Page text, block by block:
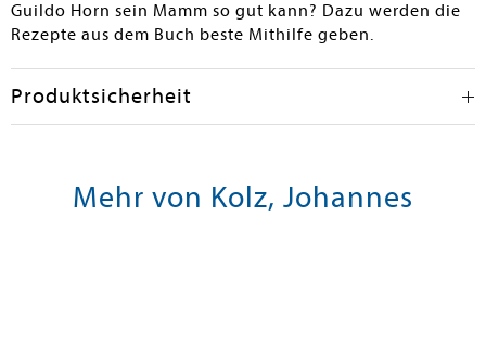
Guildo Horn sein Mamm so gut kann? Dazu werden die
Rezepte aus dem Buch beste Mithilfe geben.
Produktsicherheit
Mehr von Kolz, Johannes